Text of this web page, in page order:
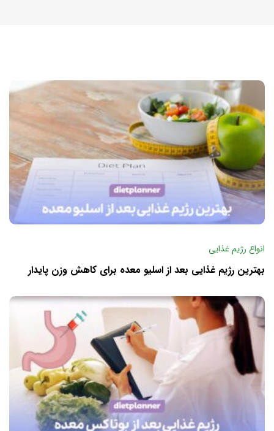
انواع رژیم غذایی
بهترین رژیم غذایی بعد از اسلیو معده برای کاهش وزن پایدار